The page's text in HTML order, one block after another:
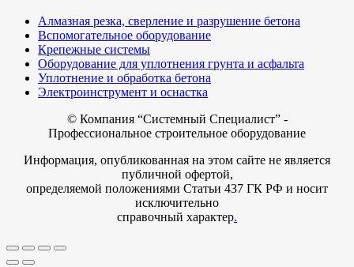
Алмазная резка, сверление и разрушение бетона
Вспомогательное оборудование
Крепежные системы
Оборудование для уплотнения грунта и асфальта
Уплотнение и обработка бетона
Электроинструмент и оснастка
© Компания “Системный Специалист” -
Профессиональное строительное оборудование
Информация, опубликованная на этом сайте не является
публичной офертой,
определяемой положениями Статьи 437 ГК РФ и носит
исключительно
справочный характер.